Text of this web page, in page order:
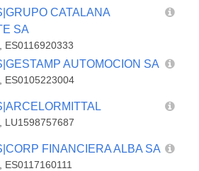
CATALANA
SA
, ES0116920333
AUTOMOCION SA
, ES0105223004
, LU1598757687
FINANCIERA ALBA SA
, ES0117160111